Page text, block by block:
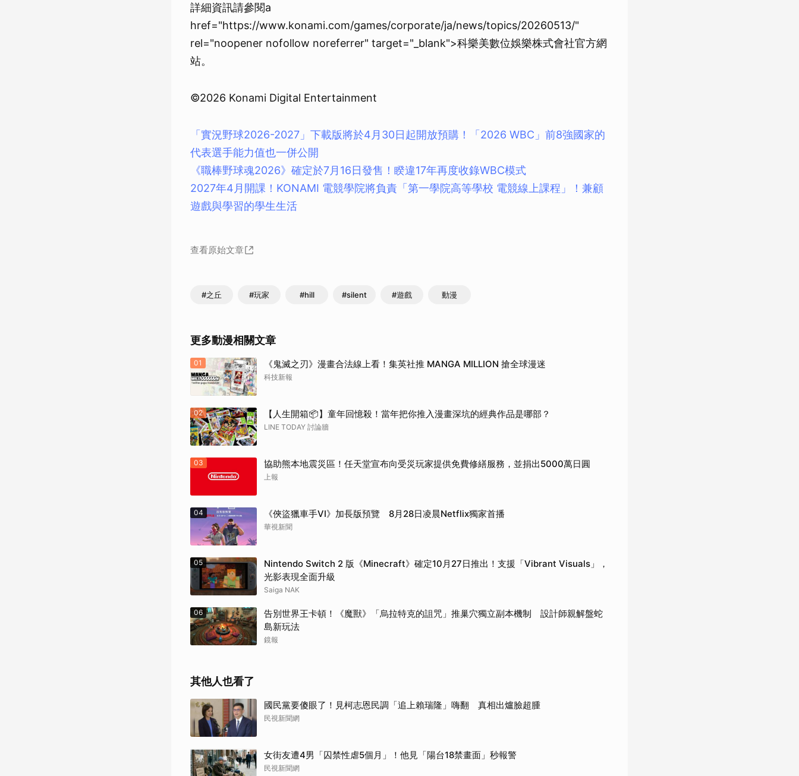
詳細資訊請參閱a
href="https://www.konami.com/games/corporate/ja/news/topics/20260513/"
rel="noopener nofollow noreferrer" target="_blank">科樂美數位娛樂株式會社官方網
站。
©2026 Konami Digital Entertainment
「實況野球2026-2027」下載版將於4月30日起開放預購！「2026 WBC」前8強國家的
代表選手能力值也一併公開
《職棒野球魂2026》確定於7月16日發售！睽違17年再度收錄WBC模式
2027年4月開課！KONAMI 電競學院將負責「第一學院高等學校 電競線上課程」！兼顧
遊戲與學習的學生生活
查看原始文章
#之丘 #玩家 #hill #silent #遊戲 動漫
更多動漫相關文章
01 《鬼滅之刃》漫畫合法線上看！集英社推 MANGA MILLION 搶全球漫迷
科技新報
02 【人生開箱📦】童年回憶殺！當年把你推入漫畫深坑的經典作品是哪部？
LINE TODAY 討論牆
03 協助熊本地震災區！任天堂宣布向受災玩家提供免費修繕服務，並捐出5000萬日圓
上報
04 《俠盜獵車手VI》加長版預覽 8月28日凌晨Netflix獨家首播
華視新聞
05
Nintendo Switch 2 版《Minecraft》確定10月27日推出！支援「Vibrant Visuals」，
光影表現全面升級
Saiga NAK
06
告別世界王卡頓！《魔獸》「烏拉特克的詛咒」推巢穴獨立副本機制 設計師親解盤蛇
島新玩法
鏡報
其他人也看了
國民黨要傻眼了！見柯志恩民調「追上賴瑞隆」嗨翻 真相出爐臉超腫
民視新聞網
女街友遭4男「囚禁性虐5個月」！他見「陽台18禁畫面」秒報警
民視新聞網